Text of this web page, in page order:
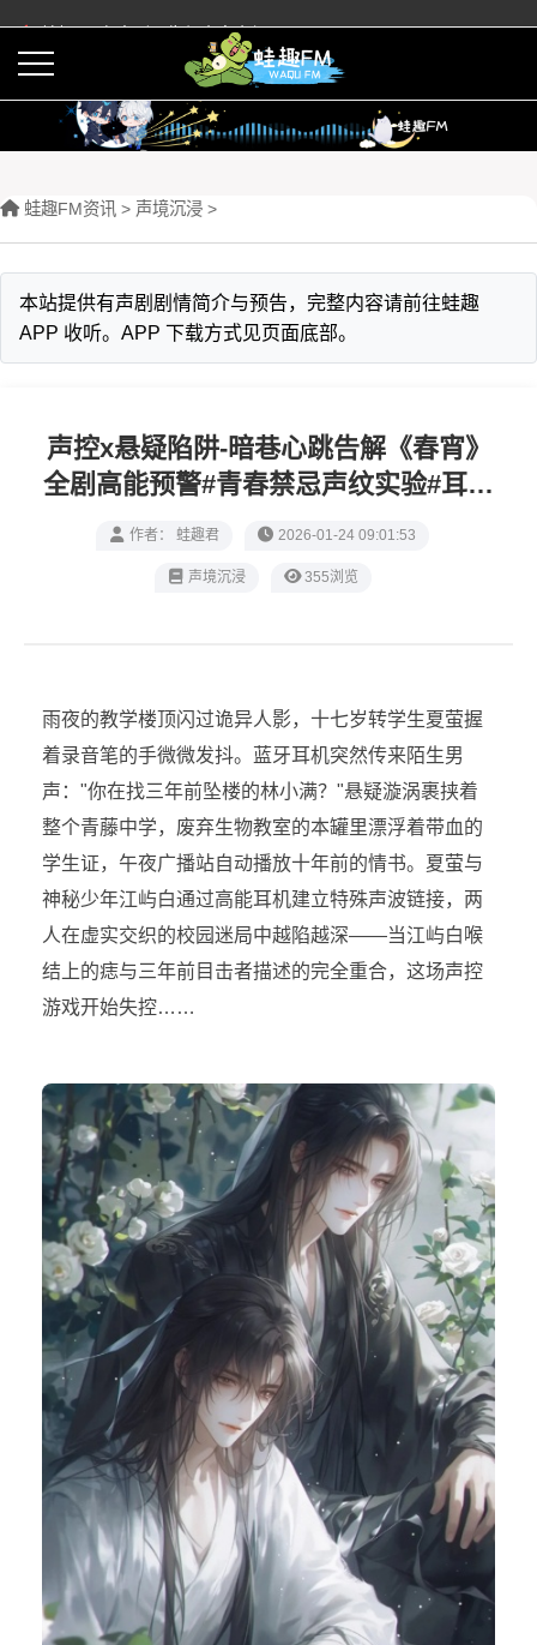
蛙趣FM有声剧预告与内容介绍
蛙趣FM资讯 > 声境沉浸 >
本站提供有声剧剧情简介与预告，完整内容请前往蛙趣
APP 收听。APP 下载方式见页面底部。
声控x悬疑陷阱-暗巷心跳告解《春宵》
全剧高能预警#青春禁忌声纹实验#耳道
灼伤级沉浸体验
作者： 蛙趣君 2026-01-24 09:01:53
声境沉浸 355浏览
雨夜的教学楼顶闪过诡异人影，十七岁转学生夏萤握
着录音笔的手微微发抖。蓝牙耳机突然传来陌生男
声："你在找三年前坠楼的林小满？"悬疑漩涡裹挟着
整个青藤中学，废弃生物教室的本罐里漂浮着带血的
学生证，午夜广播站自动播放十年前的情书。夏萤与
神秘少年江屿白通过高能耳机建立特殊声波链接，两
人在虚实交织的校园迷局中越陷越深——当江屿白喉
结上的痣与三年前目击者描述的完全重合，这场声控
游戏开始失控……